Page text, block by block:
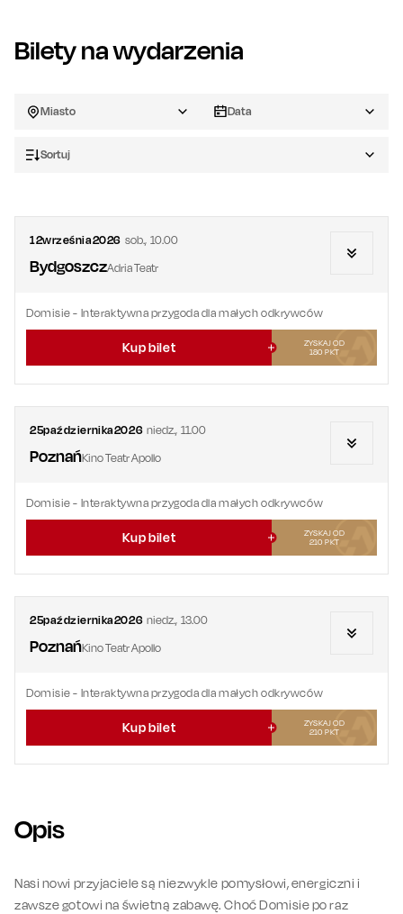
Bilety na wydarzenia
Miasto Data
Sortuj
12września2026 sob., 10.00
BydgoszczAdria Teatr
Domisie - Interaktywna przygoda dla małych odkrywców
Kup bilet
ZYSKAJ OD
180 PKT
25października2026 niedz.,11.00
PoznańKino Teatr Apollo
Domisie - Interaktywna przygoda dla małych odkrywców
Kup bilet
ZYSKAJ OD
210 PKT
25października2026 niedz.,13.00
PoznańKino Teatr Apollo
Domisie - Interaktywna przygoda dla małych odkrywców
Kup bilet
ZYSKAJ OD
210 PKT
Opis
Nasi nowi przyjaciele są niezwykle pomysłowi, energiczni i
zawsze gotowi na świetną zabawę. Choć Domisie po raz